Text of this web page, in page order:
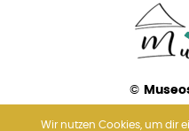
©
Wir nutzen Cookies, um dir